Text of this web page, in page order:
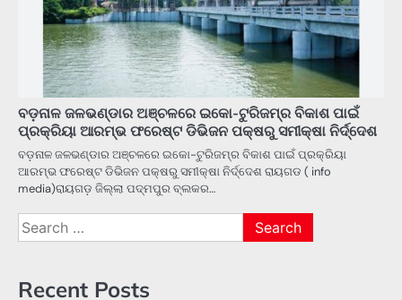
ବଡ଼ନାଳ ଜଳଭଣ୍ଡାର ଅଞ୍ଚଳରେ ଇକୋ-ଟୁରିଜମ୍‌ର ବିକାଶ ପାଇଁ
ପ୍ରକ୍ରିୟା ଆରମ୍ଭ ଫରେଷ୍ଟ ଡିଭିଜନ ପକ୍ଷରୁ ସମୀକ୍ଷା ନିର୍ଦ୍ଦେଶ
ବଡ଼ନାଳ ଜଳଭଣ୍ଡାର ଅଞ୍ଚଳରେ ଇକୋ-ଟୁରିଜମ୍‌ର ବିକାଶ ପାଇଁ ପ୍ରକ୍ରିୟା
ଆରମ୍ଭ ଫରେଷ୍ଟ ଡିଭିଜନ ପକ୍ଷରୁ ସମୀକ୍ଷା ନିର୍ଦ୍ଦେଶ ରାୟଗଡ ( info
media)ରାୟଗଡ଼ ଜିଲ୍ଲା ପଦ୍ମପୁର ବ୍ଲକର…
Search
for:
Recent Posts